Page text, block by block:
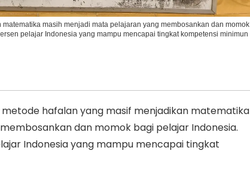
masih menjadi mata pelajaran yang membosankan dan momok
pelajar Indonesia yang mampu mencapai tingkat kompetensi minimun
metode hafalan yang masif menjadikan matematika
dan momok bagi pelajar Indonesia.
Indonesia yang mampu mencapai tingkat